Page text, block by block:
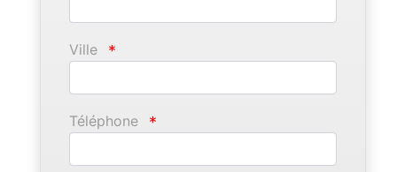
Ville *
Téléphone *